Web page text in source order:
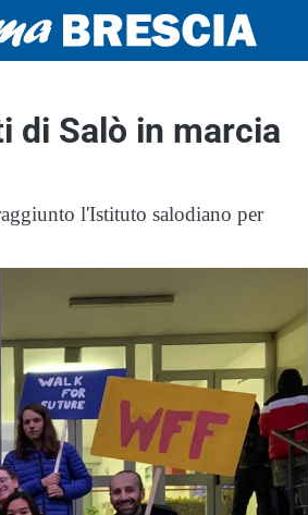
di Salò in marcia
l'Istituto salodiano per